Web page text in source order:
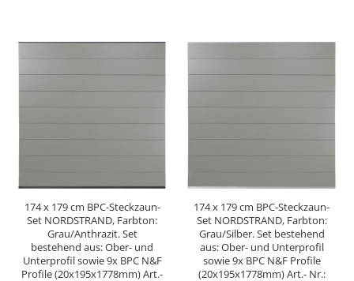
174 x 179 cm BPC-Steckzaun-
Set NORDSTRAND, Farbton:
Grau/Anthrazit. Set
bestehend aus: Ober- und
Unterprofil sowie 9x BPC N&F
Profile (20x195x1778mm) Art.-
174 x 179 cm BPC-Steckzaun-
Set NORDSTRAND, Farbton:
Grau/Silber. Set bestehend
aus: Ober- und Unterprofil
sowie 9x BPC N&F Profile
(20x195x1778mm) Art.- Nr.: